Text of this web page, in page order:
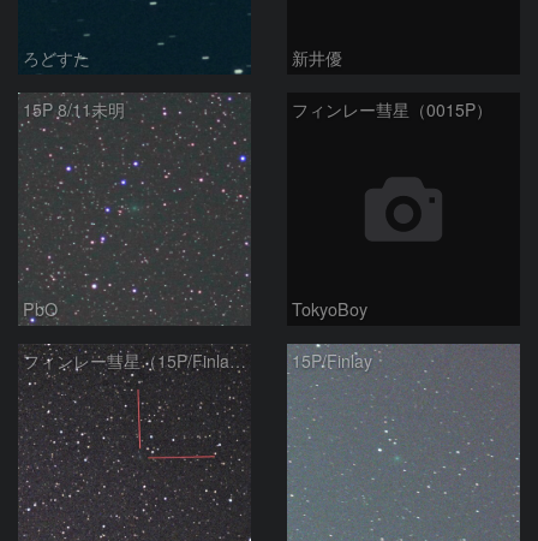
ろどすた 新井優
15P 8/11未明
PbO
フィンレー彗星（0015P）
TokyoBoy
フィンレー彗星（15P/Finlay） 15P/Finlay